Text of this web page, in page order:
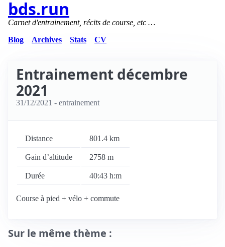
bds.run
Carnet d'entrainement, récits de course, etc …
Blog
Archives Stats CV
Entrainement décembre
2021
31/12/2021 - entrainement
Distance 801.4 km
Gain d’altitude 2758 m
Durée 40:43 h:m
Course à pied + vélo + commute
Sur le même thème :